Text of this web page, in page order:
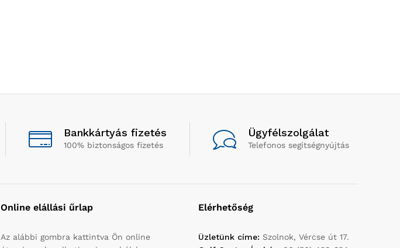
Bankkártyás fizetés
100% biztonságos fizetés
Ügyfélszolgálat
Telefonos segítségnyújtás
Online elállási űrlap
Az alábbi gombra kattintva Ön online
Elérhetőség
Üzletünk címe: Szolnok, Vércse út 17.